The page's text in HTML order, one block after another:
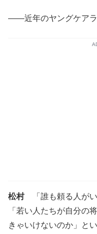
――近年のヤングケアラ
松村「誰も頼る人がい
「若い人たちが自分の
きゃいけないのか」と